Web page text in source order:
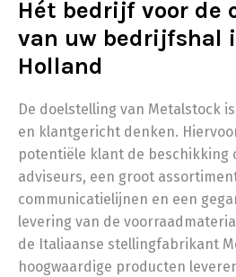
Hét bedrijf voor de
van uw bedrijfshal
Holland
De doelstelling van Metalstock
en klantgericht denken.
potentiële klant de beschikking
adviseurs, een groot
communicatielijnen en een
levering van de
de Italiaanse stellingfabrikant
hoogwaardige producten